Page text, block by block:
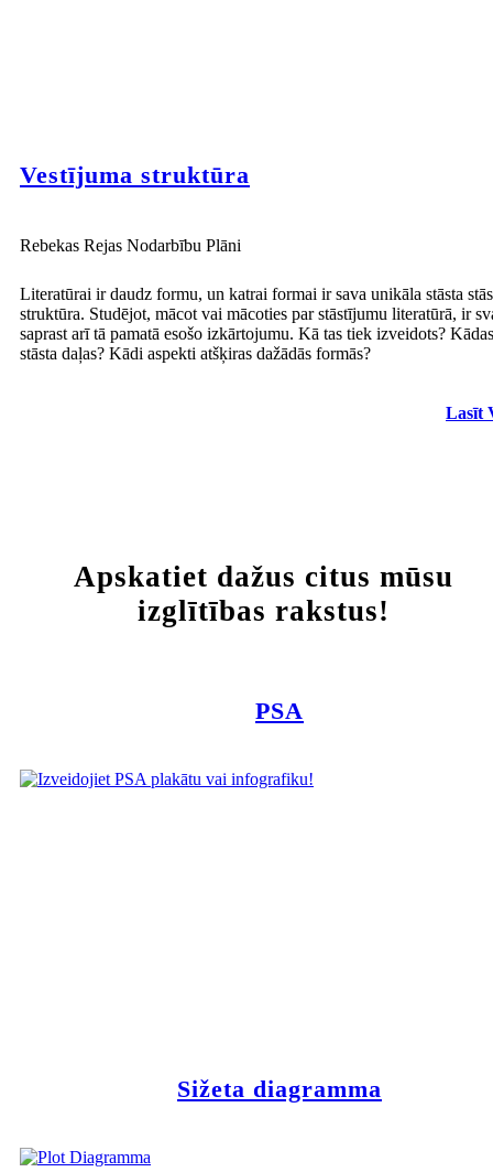
Vestījuma struktūra
Rebekas Rejas Nodarbību Plāni
Literatūrai ir daudz formu, un katrai formai ir sava unikāla stāsta
struktūra. Studējot, mācot vai mācoties par stāstījumu literatūrā, ir
saprast arī tā pamatā esošo izkārtojumu. Kā tas tiek izveidots?
stāsta daļas? Kādi aspekti atšķiras dažādās formās?
Lasīt
Apskatiet dažus citus mūsu
izglītības rakstus!
PSA
Sižeta diagramma